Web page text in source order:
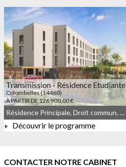
Transmission - Résidence Etudiante
Colombelles (14460)
À PARTIR DE 126 900,00 €
À PARTIR DE 126 900,00 €
Résidence Principale, Droit commun, Meublé non géré, JEANBRUN
Découvrir le programme
CONTACTER NOTRE CABINET